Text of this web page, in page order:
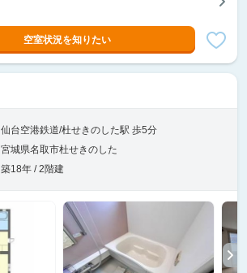
空室状況を知りたい
仙台空港鉄道/杜せきのした駅 歩5分
宮城県名取市杜せきのした
築18年 / 2階建